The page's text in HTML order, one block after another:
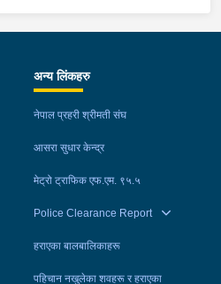
अन्य लिंकहरु
नेपाल प्रहरी श्रीमती संघ
आसरा सुधार केन्द्र
मेट्रो ट्राफिक एफ.एम. ९५.५
Police Clearance Report
हराएका बालबालिकाहरू
पहिचान नखुलेका शवहरू र हराएका